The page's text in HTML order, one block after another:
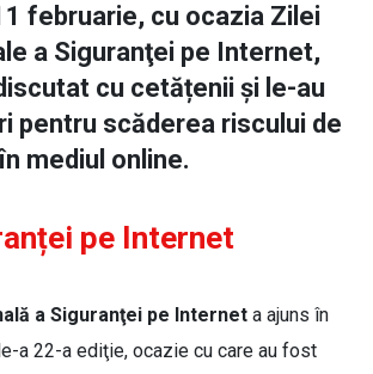
februarie, cu ocazia Zilei
a Siguranţei pe Internet,
cu cetățenii și le-au
pentru scăderea riscului de
mediul online.
pe Internet
a Siguranţei pe Internet a ajuns în
a 22-a ediţie, ocazie cu care au fost